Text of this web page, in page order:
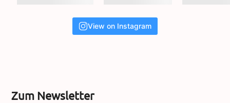
View on Instagram
Zum Newsletter